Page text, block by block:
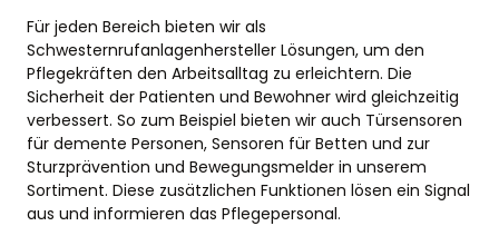
Für jeden Bereich bieten wir als
Schwesternrufanlagenhersteller Lösungen, um den
Pflegekräften den Arbeitsalltag zu erleichtern. Die
Sicherheit der Patienten und Bewohner wird gleichzeitig
verbessert. So zum Beispiel bieten wir auch Türsensoren
für demente Personen, Sensoren für Betten und zur
Sturzprävention und Bewegungsmelder in unserem
Sortiment. Diese zusätzlichen Funktionen lösen ein Signal
aus und informieren das Pflegepersonal.